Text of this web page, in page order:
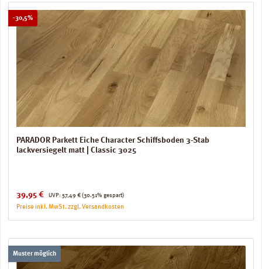
-30,5%Rabatt
PARADOR Parkett Eiche Character Schiffsboden 3-Stab
lackversiegelt matt | Classic 3025
Verkaufspreis:
39,95 € UVP:
Regulärer Preis:
57,49 € (30.51% gespart)
Preise inkl. MwSt. zzgl. Versandkosten
Muster möglich